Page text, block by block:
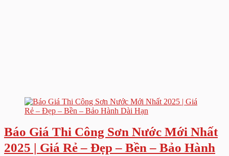
Báo Giá Thi Công Sơn Nước Mới Nhất
2025 | Giá Rẻ – Đẹp – Bền – Bảo Hành